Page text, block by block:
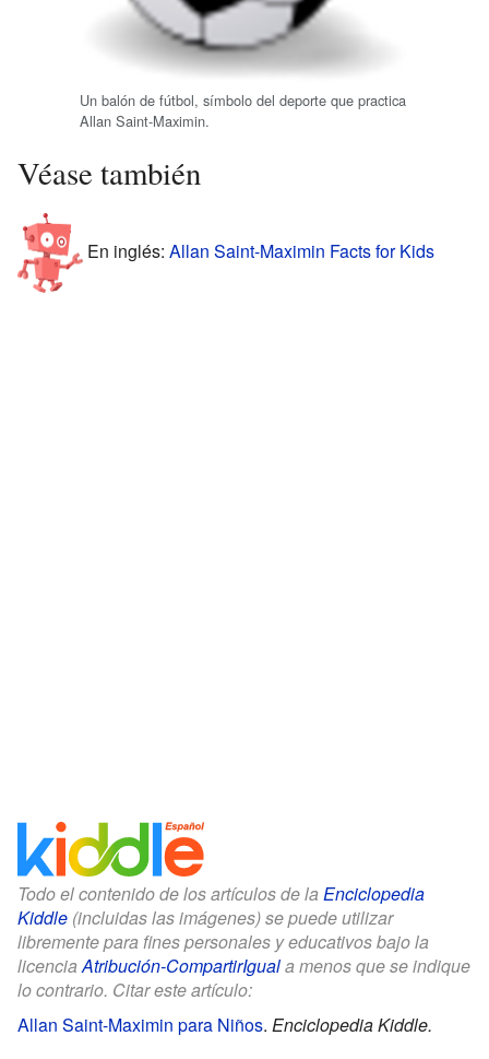
Un balón de fútbol, símbolo del deporte que practica
Allan Saint-Maximin.
Véase también
En inglés: Allan Saint-Maximin Facts for Kids
Todo el contenido de los artículos de la Enciclopedia
Kiddle (incluidas las imágenes) se puede utilizar
libremente para fines personales y educativos bajo la
licenciaAtribución-CompartirIguala menos que se indique
lo contrario. Citar este artículo:
Allan Saint-Maximin para Niños. Enciclopedia Kiddle.